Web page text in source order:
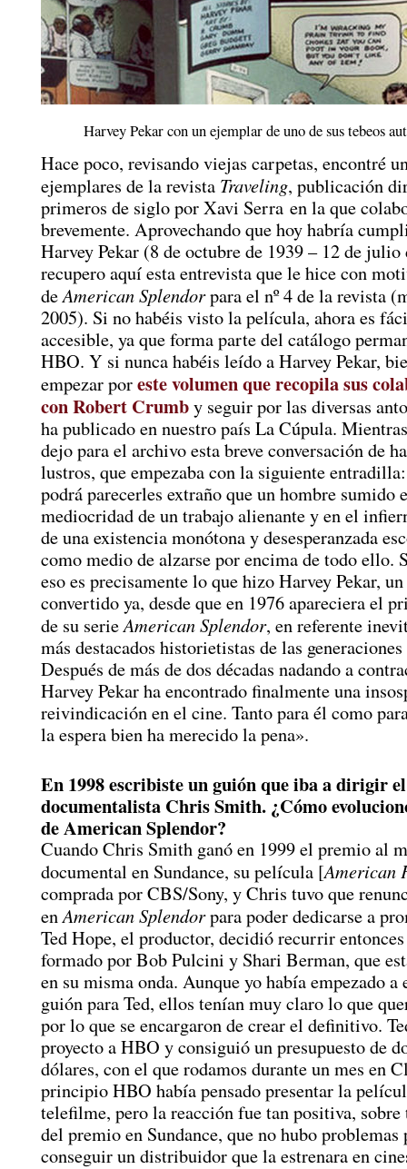
Harvey Pekar con un ejemplar de uno de sus tebeos
Hace poco, revisando viejas carpetas, encontré
ejemplares de la revista Traveling, publicación
primeros de siglo por Xavi Serra en la que
brevemente. Aprovechando que hoy habría
Harvey Pekar (8 de octubre de 1939 – 12 de julio
recupero aquí esta entrevista que le hice con
deAmerican Splendorpara el nº 4 de la revista
2005). Si no habéis visto la película, ahora es
accesible, ya que forma parte del catálogo
HBO. Y si nunca habéis leído a Harvey Pekar,
empezar poreste volumen que recopila sus
con Robert Crumby seguir por las diversas
ha publicado en nuestro país La Cúpula.
dejo para el archivo esta breve conversación de
lustros, que empezaba con la siguiente
podrá parecerles extraño que un hombre sumido
mediocridad de un trabajo alienante y en el
de una existencia monótona y desesperanzada
como medio de alzarse por encima de todo ello.
eso es precisamente lo que hizo Harvey Pekar,
convertido ya, desde que en 1976 apareciera el
de su serieAmerican Splendor, en referente
más destacados historietistas de las
Después de más de dos décadas nadando a
Harvey Pekar ha encontrado finalmente una
reivindicación en el cine. Tanto para él como
la espera bien ha merecido la pena».
En 1998 escribiste un guión que iba a dirigir el
documentalista Chris Smith. ¿Cómo
de American Splendor?
Cuando Chris Smith ganó en 1999 el premio al
documental en Sundance, su película [American
comprada por CBS/Sony, y Chris tuvo que
enAmerican Splendorpara poder dedicarse a
Ted Hope, el productor, decidió recurrir
formado por Bob Pulcini y Shari Berman, que
en su misma onda. Aunque yo había empezado
guión para Ted, ellos tenían muy claro lo que
por lo que se encargaron de crear el definitivo.
proyecto a HBO y consiguió un presupuesto de
dólares, con el que rodamos durante un mes en
principio HBO había pensado presentar la
telefilme, pero la reacción fue tan positiva, sobre
del premio en Sundance, que no hubo problemas
conseguir un distribuidor que la estrenara en